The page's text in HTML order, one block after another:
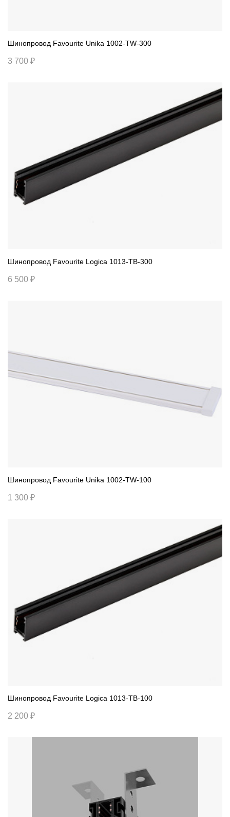
Шинопровод Favourite Unika 1002-TW-300
3 700 ₽
Шинопровод Favourite Logica 1013-TB-300
6 500 ₽
Шинопровод Favourite Unika 1002-TW-100
1 300 ₽
Шинопровод Favourite Logica 1013-TB-100
2 200 ₽